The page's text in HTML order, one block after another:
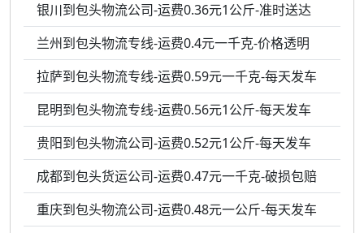
银川到包头物流公司-运费0.36元1公斤-准时送达
兰州到包头物流专线-运费0.4元一千克-价格透明
拉萨到包头物流专线-运费0.59元一千克-每天发车
昆明到包头物流专线-运费0.56元1公斤-每天发车
贵阳到包头物流公司-运费0.52元1公斤-每天发车
成都到包头货运公司-运费0.47元一千克-破损包赔
重庆到包头物流公司-运费0.48元一公斤-每天发车